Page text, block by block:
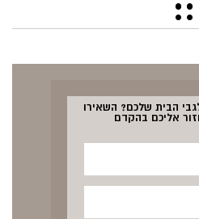
לגבי הבית שלכם? השאירו
אליכם בהקדם